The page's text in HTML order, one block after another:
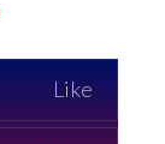
Like